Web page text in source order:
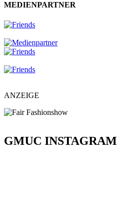
MEDIENPARTNER
ANZEIGE
GMUC INSTAGRAM